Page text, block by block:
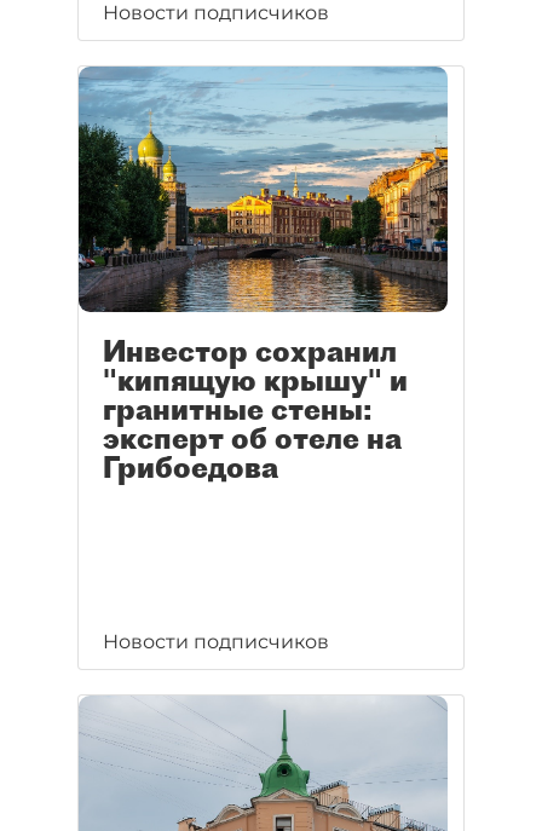
Новости подписчиков
Инвестор сохранил
"кипящую крышу" и
гранитные стены:
эксперт об отеле на
Грибоедова
Новости подписчиков